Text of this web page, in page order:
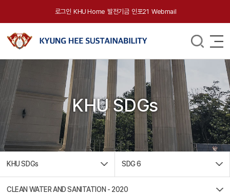
로그인 KHU Home 발전기금 인포21 Webmail
KHU SDGs
KHU SDGs SDG 6
CLEAN WATER AND SANITATION - 2020